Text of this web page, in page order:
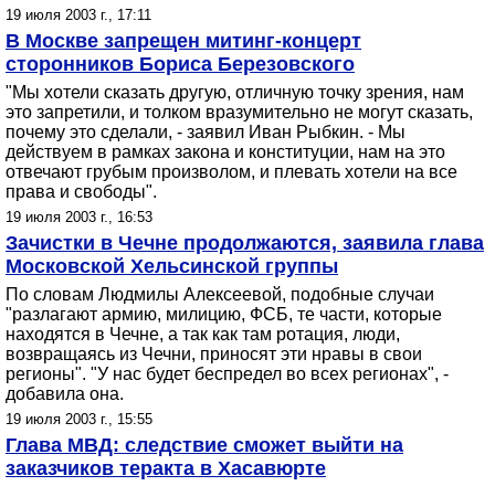
19 июля 2003 г., 17:11
В Москве запрещен митинг-концерт
сторонников Бориса Березовского
"Мы хотели сказать другую, отличную точку зрения, нам
это запретили, и толком вразумительно не могут сказать,
почему это сделали, - заявил Иван Рыбкин. - Мы
действуем в рамках закона и конституции, нам на это
отвечают грубым произволом, и плевать хотели на все
права и свободы".
19 июля 2003 г., 16:53
Зачистки в Чечне продолжаются, заявила глава
Московской Хельсинской группы
По словам Людмилы Алексеевой, подобные случаи
"разлагают армию, милицию, ФСБ, те части, которые
находятся в Чечне, а так как там ротация, люди,
возвращаясь из Чечни, приносят эти нравы в свои
регионы". "У нас будет беспредел во всех регионах", -
добавила она.
19 июля 2003 г., 15:55
Глава МВД: следствие сможет выйти на
заказчиков теракта в Хасавюрте